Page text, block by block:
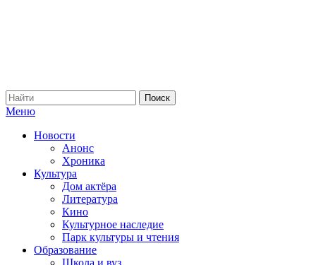
Меню
Новости
Анонс
Хроника
Культура
Дом актёра
Литература
Кино
Культурное наследие
Парк культуры и чтения
Образование